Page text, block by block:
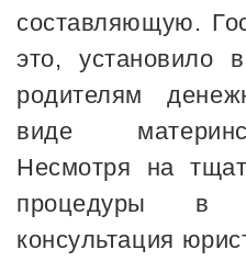
составляющую.
это, установило
родителям
виде
Несмотря на
процедуры в
консультация